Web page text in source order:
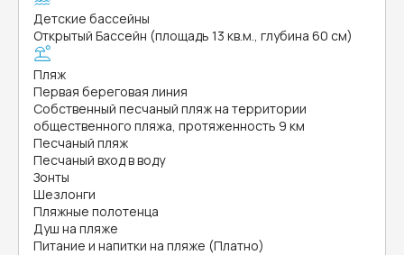
Детские бассейны
Открытый Бассейн (площадь 13 кв.м., глубина 60 см)
Пляж
Первая береговая линия
Собственный песчаный пляж на территории
общественного пляжа, протяженность 9 км
Песчаный пляж
Песчаный вход в воду
Зонты
Шезлонги
Пляжные полотенца
Душ на пляже
Питание и напитки на пляже (Платно)